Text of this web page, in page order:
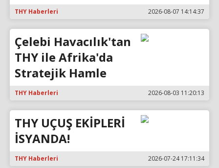
THY Haberleri 2026-08-07 14:14:37
Çelebi Havacılık'tan
THY ile Afrika'da
Stratejik Hamle
THY Haberleri 2026-08-03 11:20:13
THY UÇUŞ EKİPLERİ
İSYANDA!
THY Haberleri 2026-07-24 17:11:34